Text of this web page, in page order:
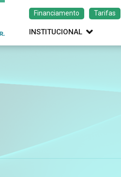
Financiamento Tarifas
INSTITUCIONAL